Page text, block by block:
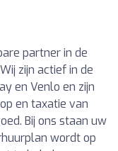
partner in de
zijn actief in de
en Venlo en zijn
en taxatie van
Bij ons staan uw
wordt op